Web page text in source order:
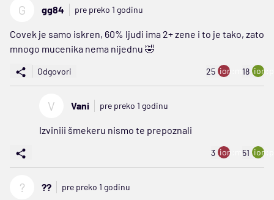
G gg84 pre preko 1 godinu
Covek je samo iskren, 60% ljudi ima 2+ zene i to je tako, zato
mnogo mucenika nema nijednu 🤣
Odgovori 25 ion:minus
18
V Vani pre preko 1 godinu
Izviniii šmekeru nismo te prepoznali
3 ion:minus
51
? ?? pre preko 1 godinu